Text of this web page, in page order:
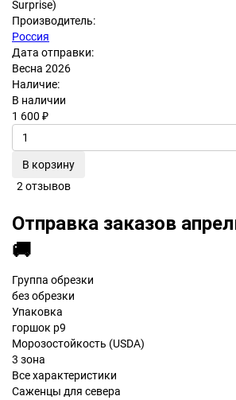
Производитель:
Россия
Дата отправки:
Весна 2026
Наличие:
В наличии
1 600 ₽
В корзину
2 отзывов
Отправка заказов
🚚
Группа обрезки
без обрезки
Упаковка
горшок р9
Морозостойкость (USDA)
3 зона
Все характеристики
Саженцы для севера